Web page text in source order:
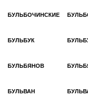
БУЛЬБОЧИНСКИЕ
БУЛЬБУК
БУЛЬБЯНОВ
БУЛЬВАН